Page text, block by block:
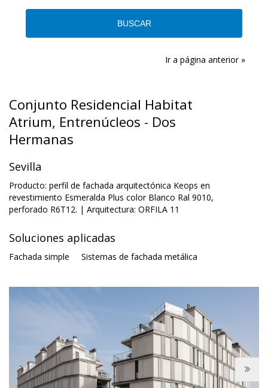
Ir a página anterior »
Conjunto Residencial Habitat
Atrium, Entrenúcleos - Dos
Hermanas
Sevilla
Producto: perfil de fachada arquitectónica Keops en
revestimiento Esmeralda Plus color Blanco Ral 9010,
perforado R6T12. | Arquitectura: ORFILA 11
Soluciones aplicadas
Fachada simple Sistemas de fachada metálica
Next